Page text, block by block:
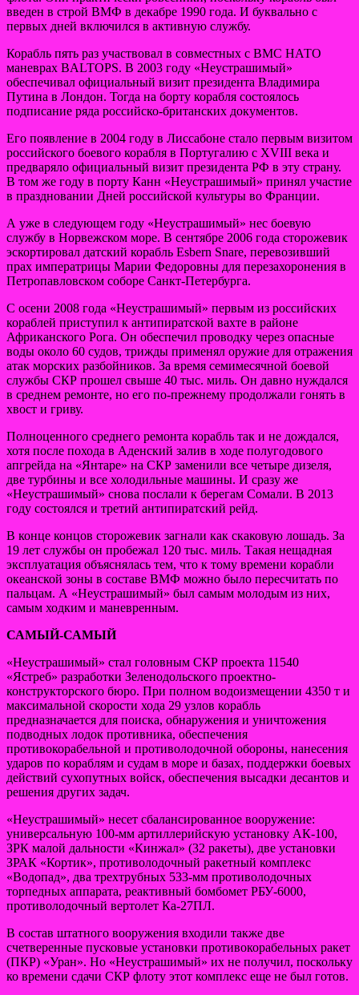
введен в строй ВМФ в декабре 1990 года. И буквально с
первых дней включился в активную службу.
Корабль пять раз участвовал в совместных с ВМС НАТО
маневрах BALTOPS. В 2003 году «Неустрашимый»
обеспечивал официальный визит президента Владимира
Путина в Лондон. Тогда на борту корабля состоялось
подписание ряда российско-британских документов.
Его появление в 2004 году в Лиссабоне стало первым визитом
российского боевого корабля в Португалию с XVIII века и
предваряло официальный визит президента РФ в эту страну.
В том же году в порту Канн «Неустрашимый» принял участие
в праздновании Дней российской культуры во Франции.
А уже в следующем году «Неустрашимый» нес боевую
службу в Норвежском море. В сентябре 2006 года сторожевик
эскортировал датский корабль Esbern Snare, перевозивший
прах императрицы Марии Федоровны для перезахоронения в
Петропавловском соборе Санкт-Петербурга.
С осени 2008 года «Неустрашимый» первым из российских
кораблей приступил к антипиратской вахте в районе
Африканского Рога. Он обеспечил проводку через опасные
воды около 60 судов, трижды применял оружие для отражения
атак морских разбойников. За время семимесячной боевой
службы СКР прошел свыше 40 тыс. миль. Он давно нуждался
в среднем ремонте, но его по-прежнему продолжали гонять в
хвост и гриву.
Полноценного среднего ремонта корабль так и не дождался,
хотя после похода в Аденский залив в ходе полугодового
апгрейда на «Янтаре» на СКР заменили все четыре дизеля,
две турбины и все холодильные машины. И сразу же
«Неустрашимый» снова послали к берегам Сомали. В 2013
году состоялся и третий антипиратский рейд.
В конце концов сторожевик загнали как скаковую лошадь. За
19 лет службы он пробежал 120 тыс. миль. Такая нещадная
эксплуатация объяснялась тем, что к тому времени корабли
океанской зоны в составе ВМФ можно было пересчитать по
пальцам. А «Неустрашимый» был самым молодым из них,
самым ходким и маневренным.
САМЫЙ-САМЫЙ
«Неустрашимый» стал головным СКР проекта 11540
«Ястреб» разработки Зеленодольского проектно-
конструкторского бюро. При полном водоизмещении 4350 т и
максимальной скорости хода 29 узлов корабль
предназначается для поиска, обнаружения и уничтожения
подводных лодок противника, обеспечения
противокорабельной и противолодочной обороны, нанесения
ударов по кораблям и судам в море и базах, поддержки боевых
действий сухопутных войск, обеспечения высадки десантов и
решения других задач.
«Неустрашимый» несет сбалансированное вооружение:
универсальную 100-мм артиллерийскую установку АК-100,
ЗРК малой дальности «Кинжал» (32 ракеты), две установки
ЗРАК «Кортик», противолодочный ракетный комплекс
«Водопад», два трехтрубных 533-мм противолодочных
торпедных аппарата, реактивный бомбомет РБУ-6000,
противолодочный вертолет Ка-27ПЛ.
В состав штатного вооружения входили также две
счетверенные пусковые установки противокорабельных ракет
(ПКР) «Уран». Но «Неустрашимый» их не получил, поскольку
ко времени сдачи СКР флоту этот комплекс еще не был готов.